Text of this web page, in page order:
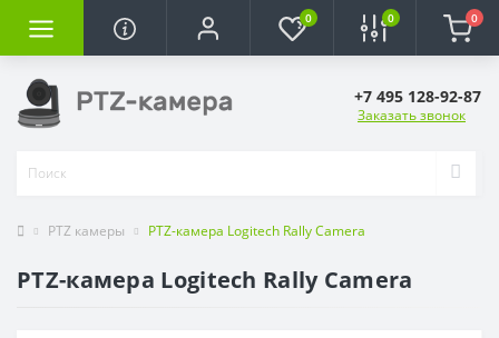
0 0 0
+7 495 128-92-87
Заказать звонок
PTZ камеры PTZ-камера Logitech Rally Camera
PTZ-камера Logitech Rally Camera